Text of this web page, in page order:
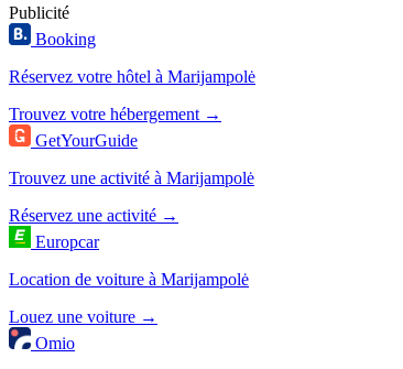
Publicité
Booking
Réservez votre hôtel à Marijampolė
Trouvez votre hébergement →
GetYourGuide
Trouvez une activité à Marijampolė
Réservez une activité →
Europcar
Location de voiture à Marijampolė
Louez une voiture →
Omio